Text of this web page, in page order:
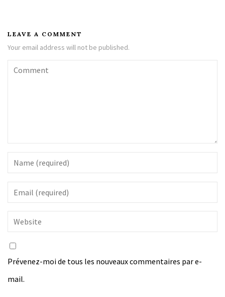
LEAVE A COMMENT
Your email address will not be published.
Prévenez-moi de tous les nouveaux commentaires par e-
mail.